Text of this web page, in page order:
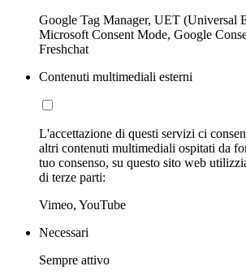
Google Tag Manager, UET (Universal
Microsoft Consent Mode, Google
Freshchat
Contenuti multimediali esterni
L'accettazione di questi servizi ci
altri contenuti multimediali ospitati da
tuo consenso, su questo sito web
di terze parti:
Vimeo, YouTube
Necessari
Sempre attivo